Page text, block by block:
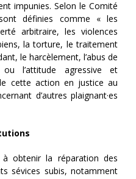
impunies. Selon le Comité
définies comme « les
arbitraire, les violences
la torture, le traitement
le harcèlement, l’abus de
l’attitude agressive et
cette action en justice au
d’autres plaignant·es
obtenir la réparation des
sévices subis, notamment